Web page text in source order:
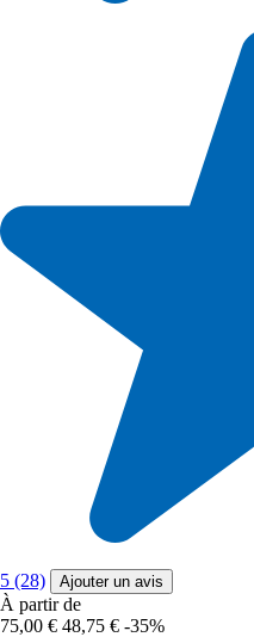
5 (28) Ajouter un avis
À partir de
75,00 € 48,75 € -35%